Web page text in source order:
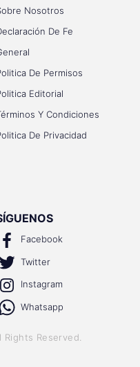
Nosotros
De Fe
De Permisos
Editorial
Y Condiciones
De Privacidad
Facebook
Twitter
Instagram
Whatsapp
Rights Reserved.